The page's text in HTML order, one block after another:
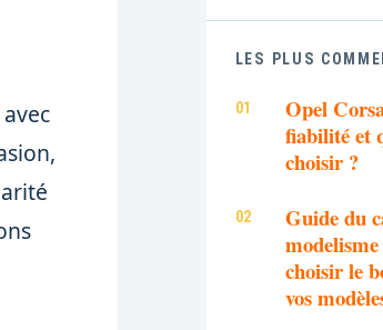
LES PLUS
Opel
fiabilité et
choisir ?
Guide du
choisir le
vos